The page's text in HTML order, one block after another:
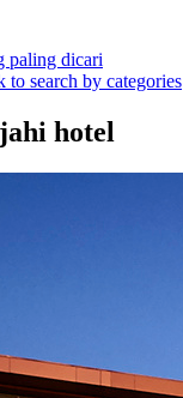
paling dicari
to search by categories
hotel